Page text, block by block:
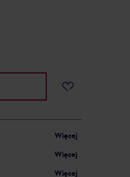
Więcej
Więcej
Więcej